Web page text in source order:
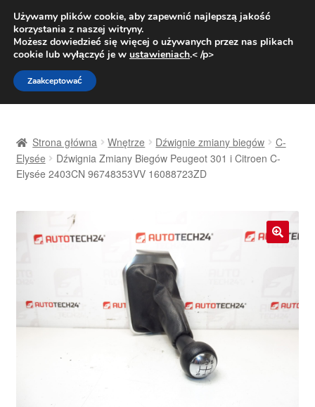
DOSTAWA od 31 zł
Pn.-pt. 9:00-16:00800 003 167
Przejdź
do
nawigacji
Przejdź
do
treści
Dostawa
O nas
Strona główna Wnętrze Dźwignie zmiany biegów
C-
Elysée
Dźwignia Zmiany Biegów Peugeot 301 i Citroen C-
Elysée 2403CN 96748353VV 16088723ZD
Używamy plików cookie, aby zapewnić najlepszą jakość
korzystania z naszej witryny.
Możesz dowiedzieć się więcej o używanych przez nas plikach
cookie lub wyłączyć je w ustawieniach.< /p>
Zaakceptować